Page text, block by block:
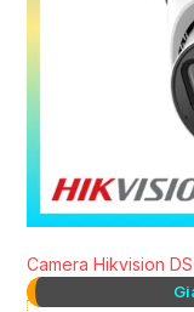
Camera Hikvision